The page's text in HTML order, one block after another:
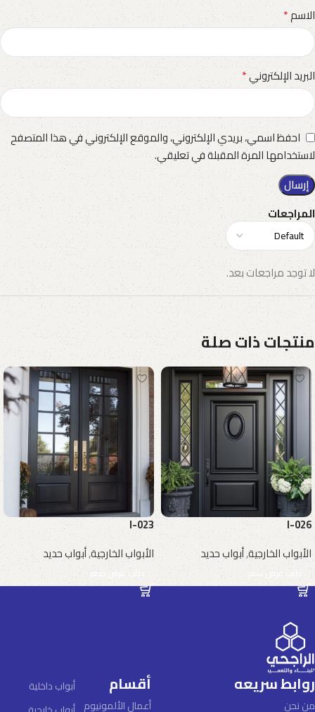
المراجعات
لا توجد مراجعات بعد.
الاسم*
البريد الإلكتروني*
احفظ اسمي، بريدي الإلكتروني، والموقع الإلكتروني في هذا المتصفح
لاستخدامها المرة المقبلة في تعليقي.
منتجات ذات صلة
I-026
الأبواب الخارجية,أبواب حديد
طلب عرض سعر
I-023
الأبواب الخارجية,أبواب حديد
طلب عرض سعر
روابط سريعه
من نحن
أقسام
أعمال الألمونيوم
أبواب داخلية